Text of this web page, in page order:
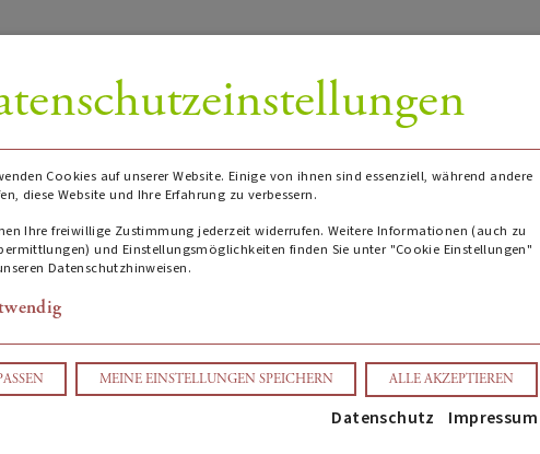
Details
Es gibt nicht viele Weingüter in
Deutschland, die über Jahrzehnte hinweg
Cookies auf unserer Website. Einige von ihnen sind essenziell, während andere
diese Website und Ihre Erfahrung zu verbessern.
Ihre freiwillige Zustimmung jederzeit widerrufen. Weitere Informationen (auch zu
und Einstellungsmöglichkeiten finden Sie unter "Cookie Einstellungen"
Datenschutzhinweisen.
MEINE EINSTELLUNGEN SPEICHERN ALLE AKZEPTIEREN
Datenschutz Impressum